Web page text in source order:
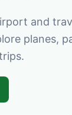
and
planes,